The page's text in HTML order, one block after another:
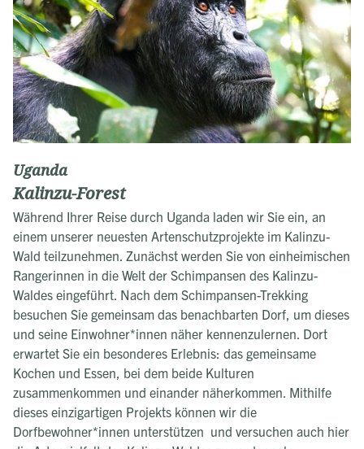
Uganda
Kalinzu-Forest
Während Ihrer Reise durch Uganda laden wir Sie ein, an
einem unserer neuesten Artenschutzprojekte im Kalinzu-
Wald teilzunehmen. Zunächst werden Sie von einheimischen
Rangerinnen in die Welt der Schimpansen des Kalinzu-
Waldes eingeführt. Nach dem Schimpansen-Trekking
besuchen Sie gemeinsam das benachbarten Dorf, um dieses
und seine Einwohner*innen näher kennenzulernen. Dort
erwartet Sie ein besonderes Erlebnis: das gemeinsame
Kochen und Essen, bei dem beide Kulturen
zusammenkommen und einander näherkommen. Mithilfe
dieses einzigartigen Projekts können wir die
Dorfbewohner*innen unterstützen und versuchen auch hier